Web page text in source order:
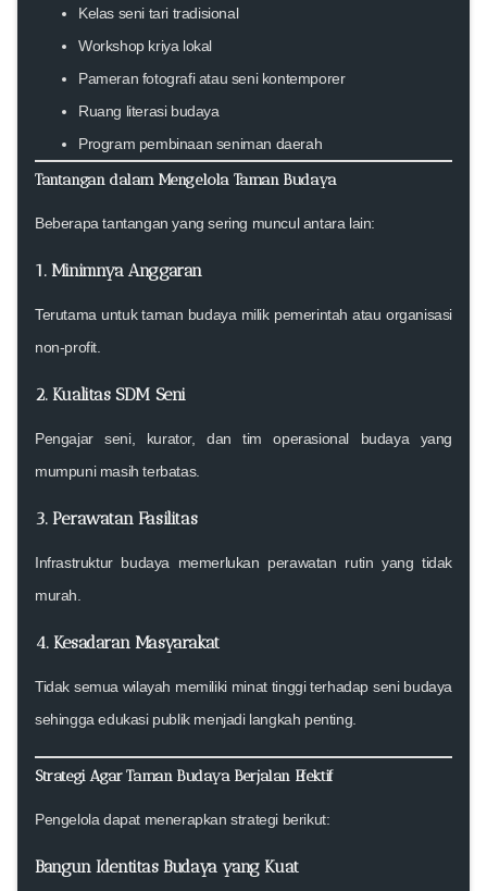
Kelas seni tari tradisional
Workshop kriya lokal
Pameran fotografi atau seni kontemporer
Ruang literasi budaya
Program pembinaan seniman daerah
Tantangan dalam Mengelola Taman Budaya
Beberapa tantangan yang sering muncul antara lain:
1. Minimnya Anggaran
Terutama untuk taman budaya milik pemerintah atau organisasi
non-profit.
2. Kualitas SDM Seni
Pengajar seni, kurator, dan tim operasional budaya yang
mumpuni masih terbatas.
3. Perawatan Fasilitas
Infrastruktur budaya memerlukan perawatan rutin yang tidak
murah.
4. Kesadaran Masyarakat
Tidak semua wilayah memiliki minat tinggi terhadap seni budaya
sehingga edukasi publik menjadi langkah penting.
Strategi Agar Taman Budaya Berjalan Efektif
Pengelola dapat menerapkan strategi berikut:
Bangun Identitas Budaya yang Kuat